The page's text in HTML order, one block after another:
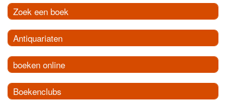
Zoek een boek
Antiquariaten
boeken online
Boekenclubs